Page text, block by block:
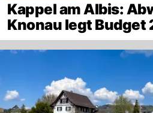
Kappel am Albis:
Knonau legt Budget